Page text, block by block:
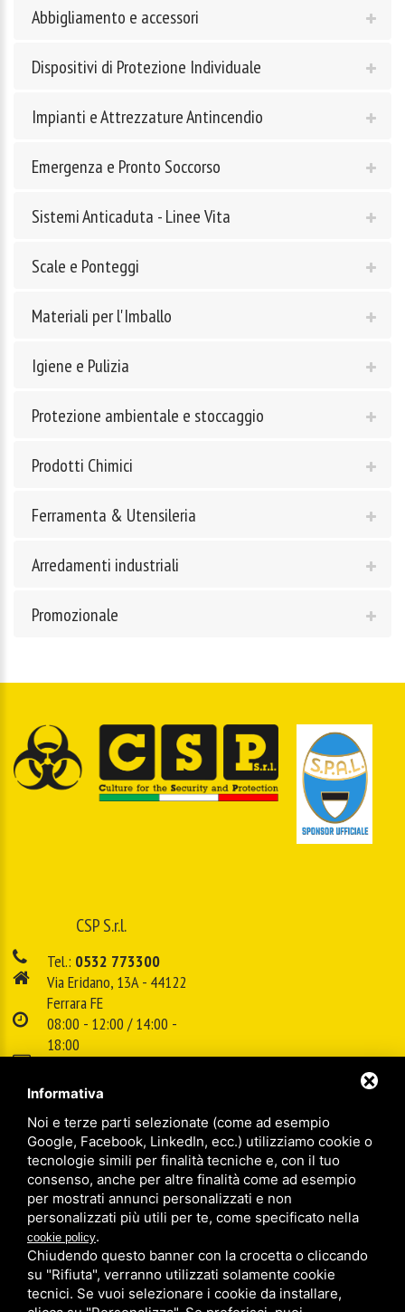
Abbigliamento e accessori
Dispositivi di Protezione Individuale
Impianti e Attrezzature Antincendio
Emergenza e Pronto Soccorso
Sistemi Anticaduta - Linee Vita
Scale e Ponteggi
Materiali per l'Imballo
Igiene e Pulizia
Protezione ambientale e stoccaggio
Prodotti Chimici
Ferramenta & Utensileria
Arredamenti industriali
Promozionale
CSP S.r.l.
Tel.: 0532 773300
Via Eridano, 13A - 44122
Ferrara FE
08:00 - 12:00 / 14:00 -
18:00
info@cspsrl.biz
Sitemap / Privacy policy/Legal
Informativa
Noi e terze parti selezionate (come ad esempio
Google, Facebook, LinkedIn, ecc.) utilizziamo cookie o
tecnologie simili per finalità tecniche e, con il tuo
consenso, anche per altre finalità come ad esempio
per mostrati annunci personalizzati e non
personalizzati più utili per te, come specificato nella
cookie policy.
Chiudendo questo banner con la crocetta o cliccando
su "Rifiuta", verranno utilizzati solamente cookie
tecnici. Se vuoi selezionare i cookie da installare,